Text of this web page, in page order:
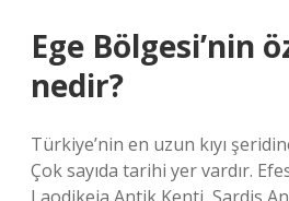
Ege Bölgesi’nin
nedir?
Türkiye’nin en uzun kıyı
Çok sayıda tarihi yer vardır.